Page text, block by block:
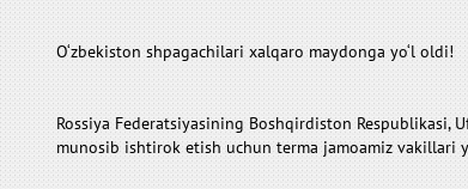
O‘zbekiston shpagachilari xalqaro maydonga yo‘l oldi!
Rossiya Federatsiyasining Boshqirdiston Respublikasi,
munosib ishtirok etish uchun terma jamoamiz vakillari